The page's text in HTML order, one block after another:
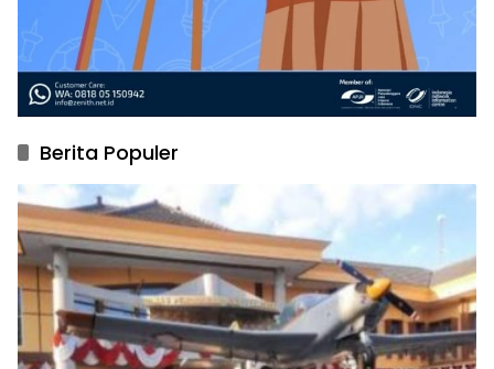
Berita Populer